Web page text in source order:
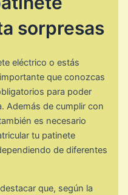
sorpresas
eléctrico o estás
que conozcas
para poder
Además de cumplir con
es necesario
tu patinete
de diferentes
que, según la